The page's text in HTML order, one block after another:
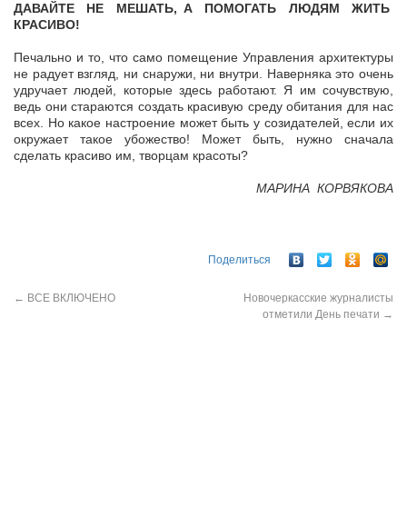
ДАВАЙТЕ НЕ МЕШАТЬ, А ПОМОГАТЬ ЛЮДЯМ ЖИТЬ
КРАСИВО!
Печально и то, что само помещение Управления архитектуры
не радует взгляд, ни снаружи, ни внутри. Наверняка это очень
удручает людей, которые здесь работают. Я им сочувствую,
ведь они стараются создать красивую среду обитания для нас
всех. Но какое настроение может быть у созидателей, если их
окружает такое убожество! Может быть, нужно сначала
сделать красиво им, творцам красоты?
МАРИНА КОРВЯКОВА
Поделиться
← ВСЕ ВКЛЮЧЕНО
Новочеркасские журналисты
отметили День печати →